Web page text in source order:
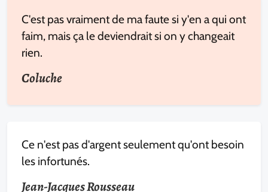
C'est pas vraiment de ma faute si y'en a qui ont
faim, mais ça le deviendrait si on y changeait
rien.
Coluche
Ce n'est pas d'argent seulement qu'ont besoin
les infortunés.
Jean-Jacques Rousseau